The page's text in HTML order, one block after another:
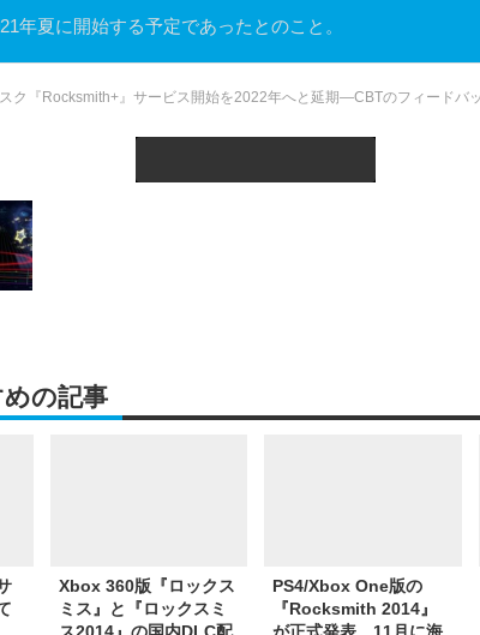
年夏に開始する予定であったとのこと。
この記事へ戻る 2/3